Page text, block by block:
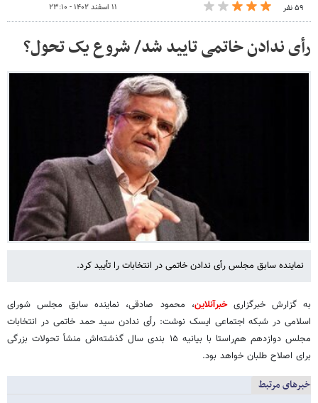
۵۹ نفر ۱۱ اسفند ۱۴۰۲ - ۲۳:۱۰
رأی ندادن خاتمی تایید شد/ شروع یک تحول؟
نماینده سابق مجلس رأی ندادن خاتمی در انتخابات را تأیید کرد.
به گزارش خبرگزاریخبرآنلاین، محمود صادقی، نماینده سابق مجلس شورای
اسلامی در شبکه اجتماعی ایسک نوشت: رأی ندادن سید حمد خاتمی در انتخابات
مجلس دوازدهم هم‌راستا با بیانیه ۱۵ بندی سال گذشته‌اش منشأ تحولات بزرگی
برای اصلاح طلبان خواهد بود.
خبرهای مرتبط